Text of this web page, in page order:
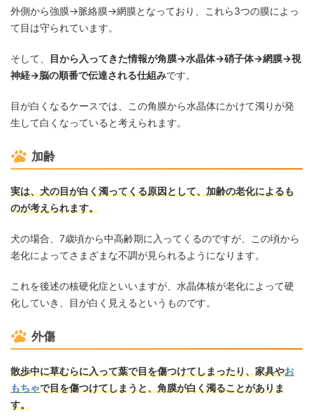
外側から強膜→脈絡膜→網膜となっており、これら3つの膜によっ
て目は守られています。
そして、
目から入ってきた情報が角膜→水晶体→硝子体→網膜→視
神経→脳の順番で伝達される仕組みです。
目が白くなるケースでは、この角膜から水晶体にかけて濁りが発
生して白くなっていると考えられます。
加齢
実は、犬の目が白く濁ってくる原因として、加齢の老化によるも
のが考えられます。
犬の場合、7歳頃から中高齢期に入ってくるのですが、この頃から
老化によってさまざまな不調が見られるようになります。
これを後述の核硬化症といいますが、水晶体核が老化によって硬
化していき、目が白く見えるというものです。
外傷
散歩中に草むらに入って葉で目を傷つけてしまったり、家具やお
もちゃで目を傷つけてしまうと、角膜が白く濁ることがありま
す。